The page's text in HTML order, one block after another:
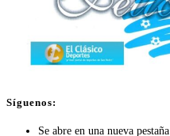
Síguenos:
Se abre en una nueva pestaña